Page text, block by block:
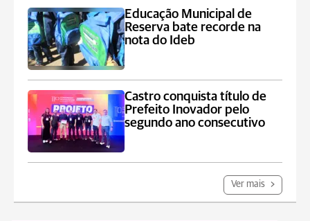
Educação Municipal de
Reserva bate recorde na
nota do Ideb
Castro conquista título de
Prefeito Inovador pelo
segundo ano consecutivo
Ver mais